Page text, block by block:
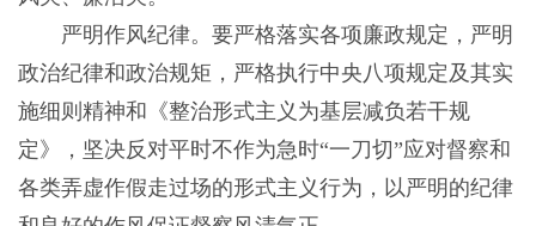
严明作风纪律。要严格落实各项廉政规定，严明
政治纪律和政治规矩，严格执行中央八项规定及其实
施细则精神和《整治形式主义为基层减负若干规
定》，坚决反对平时不作为急时“一刀切”应对督察和
各类弄虚作假走过场的形式主义行为，以严明的纪律